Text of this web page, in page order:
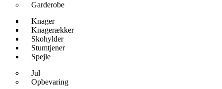
Garderobe
Knager
Knagerækker
Skohylder
Stumtjener
Spejle
Jul
Opbevaring